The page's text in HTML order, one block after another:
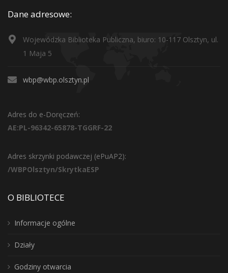
Dane adresowe:
Wojewódzka Biblioteka Publiczna, biuro: 10-117 Olsztyn, ul.
1 Maja 5
wbp@wbp.olsztyn.pl
Adres do e-Doręczeń:
AE:PL-96342-65878-TGGRF-22
Adres skrzynki podawczej (ePuAP2):
/WBPOlsztyn/SkrytkaESP
O BIBLIOTECE
Informacje ogólne
Działy
Godziny otwarcia